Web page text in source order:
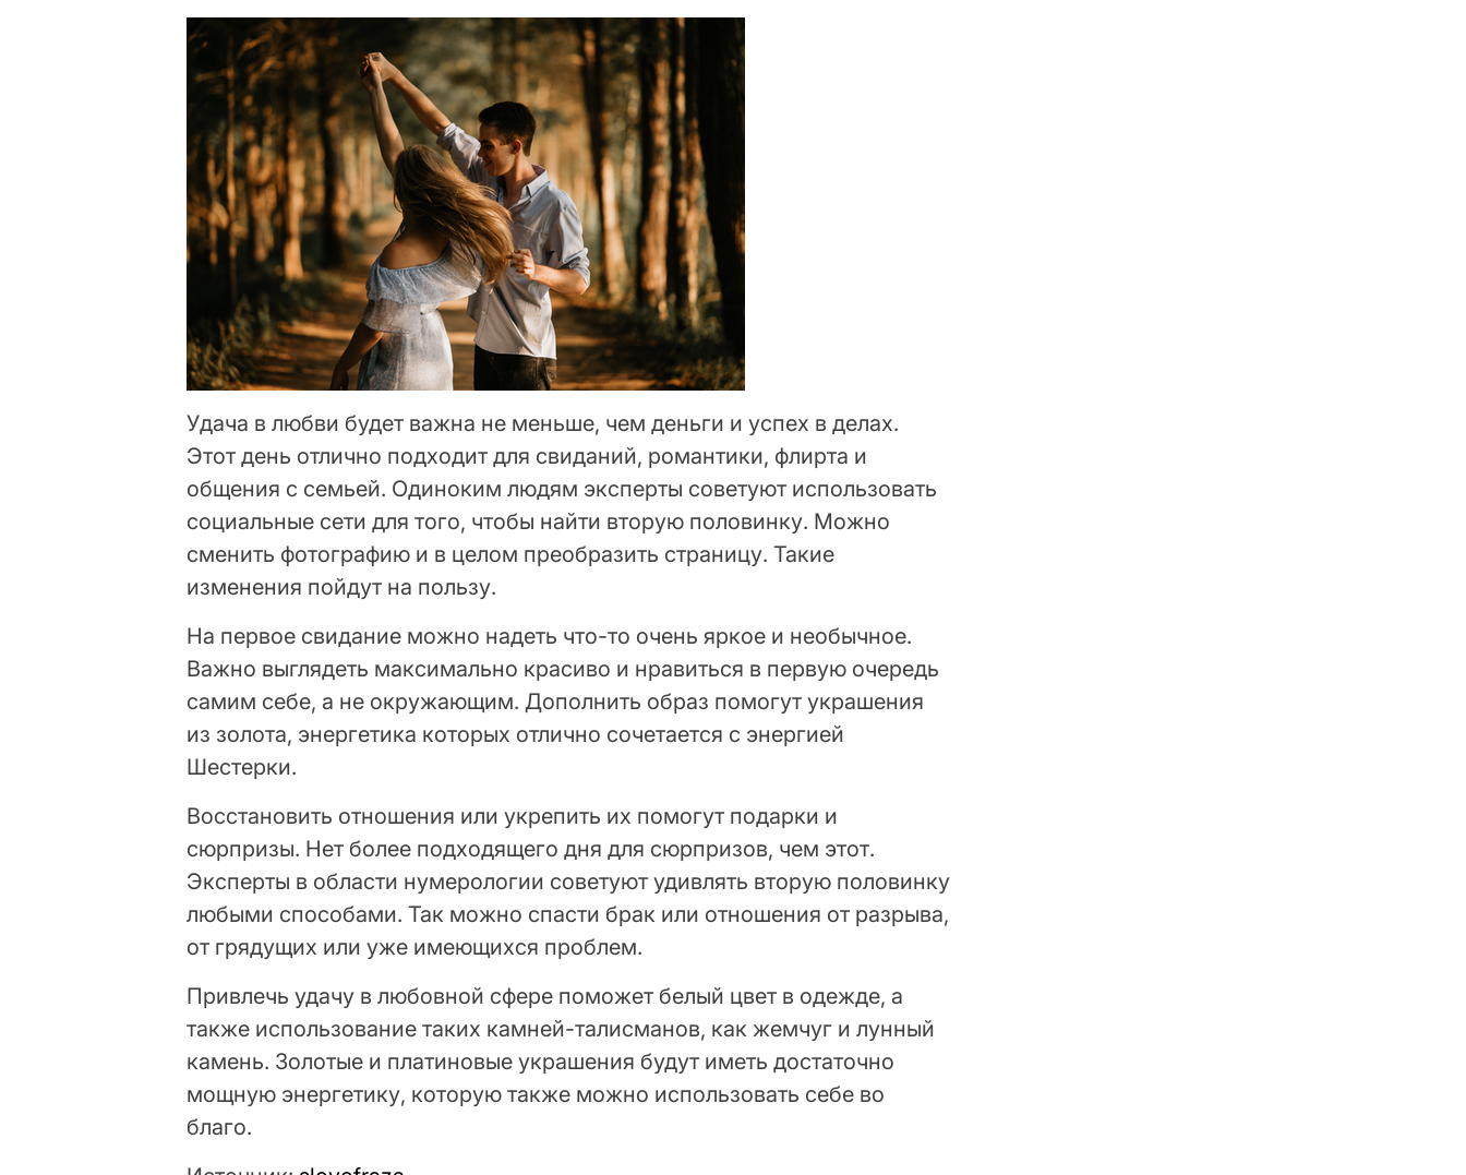
Удача в любви будет важна не меньше, чем деньги и успех в делах.
Этот день отлично подходит для свиданий, романтики, флирта и
общения с семьей. Одиноким людям эксперты советуют использовать
социальные сети для того, чтобы найти вторую половинку. Можно
сменить фотографию и в целом преобразить страницу. Такие
изменения пойдут на пользу.
На первое свидание можно надеть что-то очень яркое и необычное.
Важно выглядеть максимально красиво и нравиться в первую очередь
самим себе, а не окружающим. Дополнить образ помогут украшения
из золота, энергетика которых отлично сочетается с энергией
Шестерки.
Восстановить отношения или укрепить их помогут подарки и
сюрпризы. Нет более подходящего дня для сюрпризов, чем этот.
Эксперты в области нумерологии советуют удивлять вторую половинку
любыми способами. Так можно спасти брак или отношения от разрыва,
от грядущих или уже имеющихся проблем.
Привлечь удачу в любовной сфере поможет белый цвет в одежде, а
также использование таких камней-талисманов, как жемчуг и лунный
камень. Золотые и платиновые украшения будут иметь достаточно
мощную энергетику, которую также можно использовать себе во
благо.